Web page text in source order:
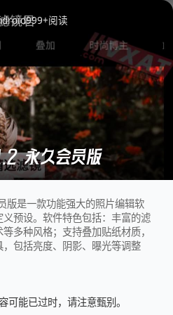
999+阅读
永久会员版
是一款功能强大的照片编辑软
预设。软件特色包括：丰富的滤
多种风格；支持叠加贴纸材质，
包括亮度、阴影、曝光等调整
可能已过时，请注意甄别。